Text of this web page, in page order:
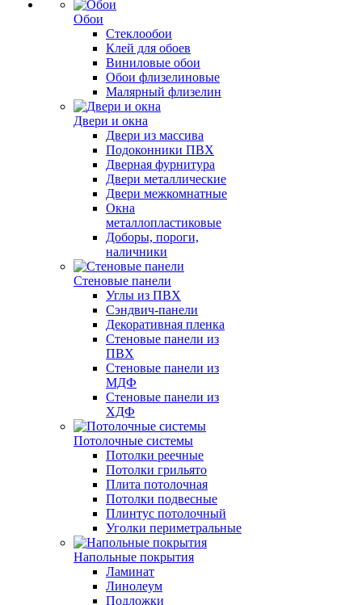
Обои
Стеклообои
Клей для обоев
Виниловые обои
Обои флизелиновые
Малярный флизелин
Двери и окна
Двери из массива
Подоконники ПВХ
Дверная фурнитура
Двери металлические
Двери межкомнатные
Окна
металлопластиковые
Доборы, пороги,
наличники
Стеновые панели
Углы из ПВХ
Сэндвич-панели
Декоративная пленка
Стеновые панели из
ПВХ
Стеновые панели из
МДФ
Стеновые панели из
ХДФ
Потолочные системы
Потолки реечные
Потолки грильято
Плита потолочная
Потолки подвесные
Плинтус потолочный
Уголки периметральные
Напольные покрытия
Ламинат
Линолеум
Подложки